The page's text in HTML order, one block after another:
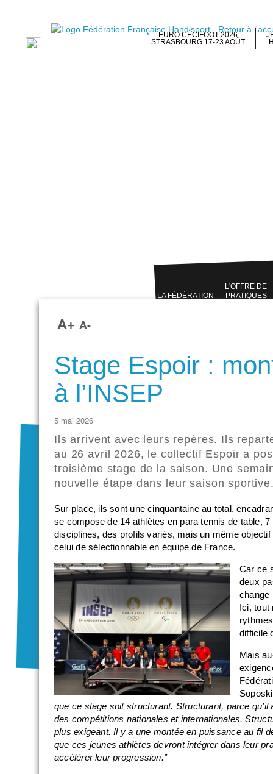
EURO CÉCIFOOT 2026
STRASBOURG 17-23 AOÛT
LA FÉDÉRATION
L'OFFRE DE
PRATIQUES
A+ A-
Stage Espoir :
à l’INSEP
5 mai 2026
Ils arrivent avec leurs repères. Ils
au 26 avril 2026, le collectif Espoir a
troisième stage de la saison. Une
nouvelle étape dans leur saison
Sur place, ils sont une cinquantaine au total,
se compose de 14 athlètes en para tennis de table,
disciplines, des profils variés, mais un même
celui de sélectionnable en équipe de France.
Car ce
deux
change
Ici,
difficile
Mais
que ce stage soit structurant. Structurant, parce
des compétitions nationales et internationales.
plus exigeant. Il y a une montée en puissance au fil
que ces jeunes athlètes devront intégrer dans leur
accélérer leur progression.”